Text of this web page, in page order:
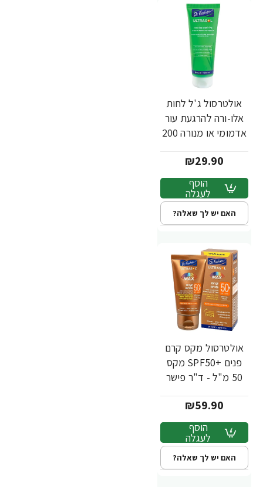
אולטרסול ג'ל לחות
אלו-ורה להרגעת עור
אדמומי או מנורה 200
₪29.90
הוסף
לעגלה
האם יש לך שאלה?
אולטרסול מקס קרם
פנים +SPF50 מקס
50 מ"ל - ד"ר פישר
₪59.90
הוסף
לעגלה
האם יש לך שאלה?